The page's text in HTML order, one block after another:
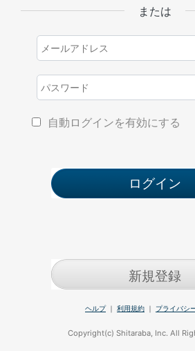
または
自動ログインを有効にする
新規登録
ヘルプ｜ 利用規約 ｜ プライバシ
Copyright(c) Shitaraba, Inc. All